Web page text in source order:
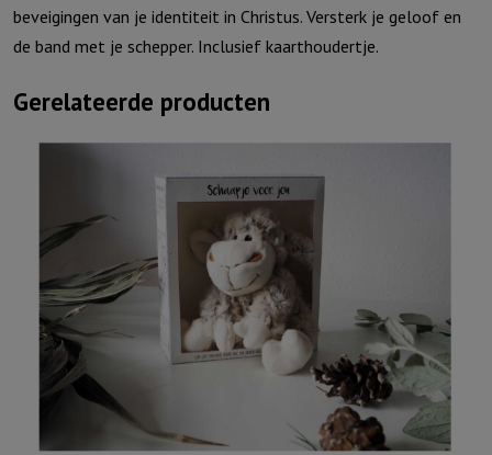
beveigingen van je identiteit in Christus. Versterk je geloof en
de band met je schepper. Inclusief kaarthoudertje.
Gerelateerde producten